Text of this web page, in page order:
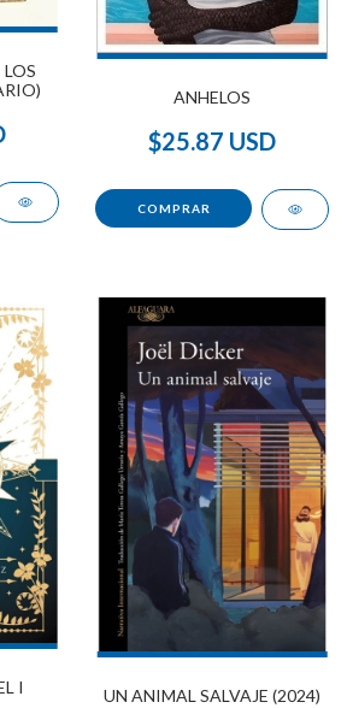
ANHELOS
$25.87 USD
I UN ANIMAL SALVAJE (2024)